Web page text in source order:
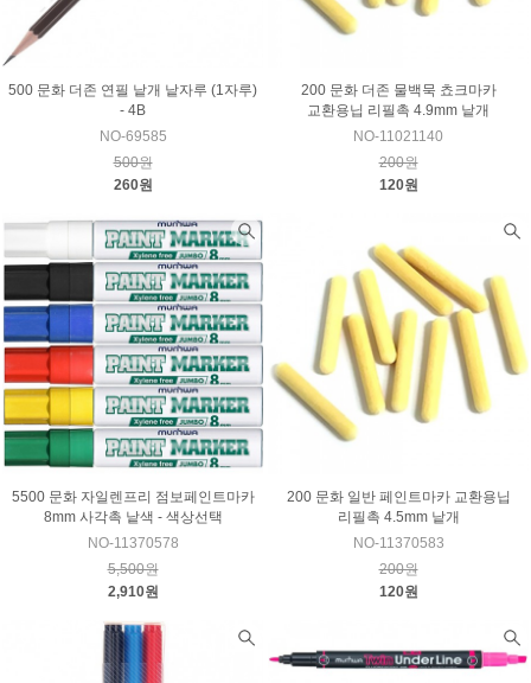
500 문화 더존 연필 낱개 낱자루 (1자루)
- 4B
NO-69585
500원
260원
200 문화 더존 물백묵 쵸크마카
교환용닙 리필촉 4.9mm 낱개
NO-11021140
200원
120원
5500 문화 자일렌프리 점보페인트마카
8mm 사각촉 낱색 - 색상선택
NO-11370578
5,500원
2,910원
200 문화 일반 페인트마카 교환용닙
리필촉 4.5mm 낱개
NO-11370583
200원
120원